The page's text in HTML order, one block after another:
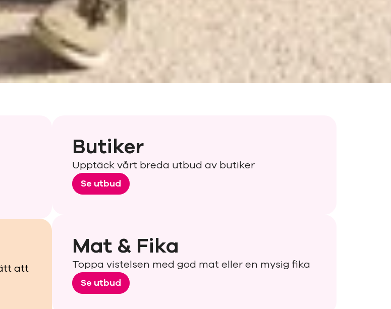
att
Butiker
Upptäck vårt breda utbud av butiker
Se utbud
Mat & Fika
Toppa vistelsen med god mat eller en mysig fika
Se utbud